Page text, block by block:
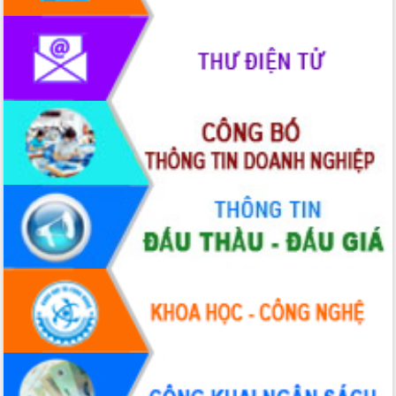
phát triển mới
Thường trực HĐND tỉnh Đắk Lắk gặp
mặt Đoàn chuyên gia y tế TP. Hồ Chí
Lễ truy điệu và an táng hài cốt liệt sĩ
tại Nghĩa trang Liệt sĩ xã Sơn Hòa
Bàn giải pháp tháo gỡ khó khăn trong
xuất khẩu sầu riêng và triển khai quy
định EUDR
Thứ trưởng Bộ Nông nghiệp và Môi
trường Nguyễn Hoàng Hiệp khảo sát
vùng trồng và doanh nghiệp đóng gói
sầu riêng tại Đắk Lắk
Trình diễn nghệ thuật chế biến các
món ăn từ sầu riêng
Đắk Lắk công bố Quy hoạch và xúc
tiến đầu tư tỉnh
Ngành cá ngừ Đắk Lắk chủ động thích
ứng để giữ vững thị trường xuất khẩu
Diễn đàn Kinh tế tư nhân Việt Nam đột